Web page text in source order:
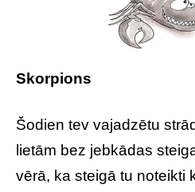
Skorpions
Šodien tev vajadzētu
lietām bez jebkādas
vērā, ka steigā tu noteikti